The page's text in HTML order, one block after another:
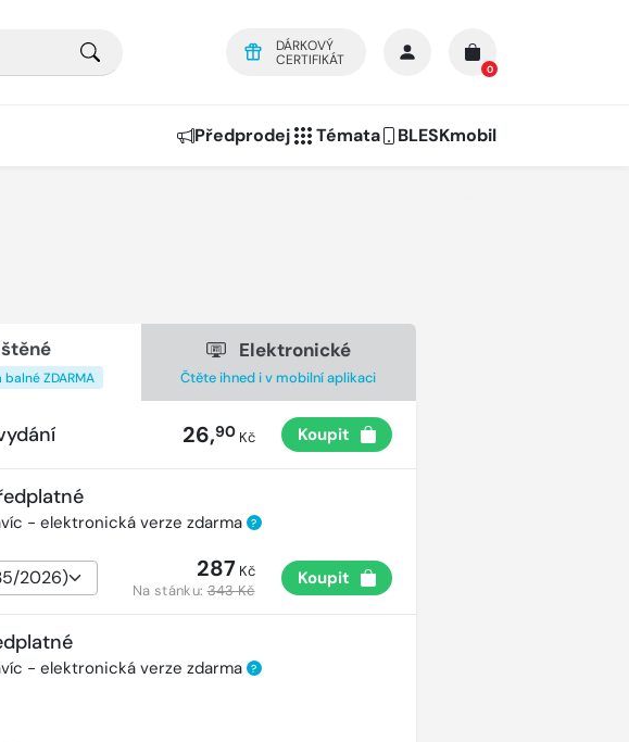
DÁRKOVÝ
CERTIFIKÁT
0
Předprodej Témata BLESKmobil
ZDARMA
Elektronické
Čtěte ihned i v mobilní aplikaci
26,90Kč Koupit
- elektronická verze zdarma ?
287 Kč
Na stánku:343 Kč
Koupit
- elektronická verze zdarma ?